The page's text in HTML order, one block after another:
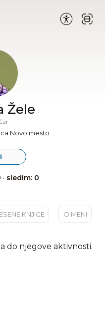
Žele
Novo mesto
· sledim: 0
KNJIGE O MENI
do njegove aktivnosti.